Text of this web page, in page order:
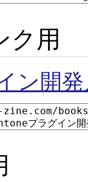
ク用
ン開